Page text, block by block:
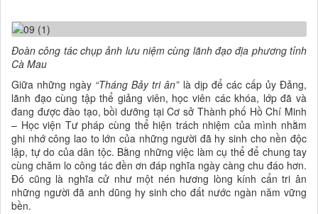
Đoàn công tác chụp ảnh lưu niệm cùng lãnh đạo địa phương tỉnh
Cà Mau
Giữa những ngày “Tháng Bảy tri ân”là dịp để các cấp ủy Đảng,
lãnh đạo cùng tập thể giảng viên, học viên các khóa, lớp đã và
đang được đào tạo, bồi dưỡng tại Cơ sở Thành phố Hồ Chí Minh
– Học viện Tư pháp cùng thể hiện trách nhiệm của mình nhằm
ghi nhớ công lao to lớn của những người đã hy sinh cho nền độc
lập, tự do của dân tộc. Bằng những việc làm cụ thể để chung tay
cùng chăm lo công tác đền ơn đáp nghĩa ngày càng chu đáo hơn.
Đó cũng là nghĩa cử như một nén hương lòng kính cẩn tri ân
những người đã anh dũng hy sinh cho đất nước ngàn năm vững
bền.